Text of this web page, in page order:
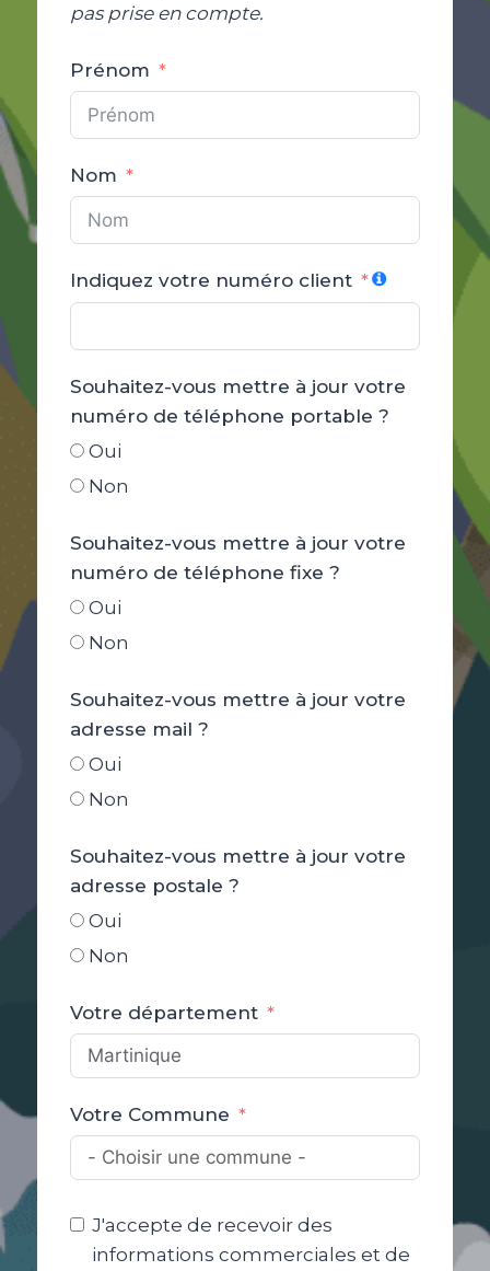
pas prise en compte.
Prénom
Nom
Indiquez votre numéro client
Souhaitez-vous mettre à jour votre
numéro de téléphone portable ?
Oui
Non
Souhaitez-vous mettre à jour votre
numéro de téléphone fixe ?
Oui
Non
Souhaitez-vous mettre à jour votre
adresse mail ?
Oui
Non
Souhaitez-vous mettre à jour votre
adresse postale ?
Oui
Non
Votre département
Votre Commune
J'accepte de recevoir des
informations commerciales et de